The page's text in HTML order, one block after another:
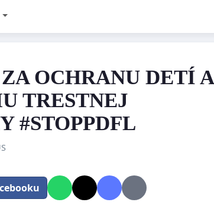
OCHRANU DETÍ A
TRESTNEJ
#STOPPDFL